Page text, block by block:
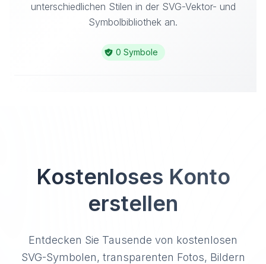
unterschiedlichen Stilen in der SVG-Vektor- und
Symbolbibliothek an.
0 Symbole
Kostenloses Konto
erstellen
Entdecken Sie Tausende von kostenlosen
SVG-Symbolen, transparenten Fotos, Bildern